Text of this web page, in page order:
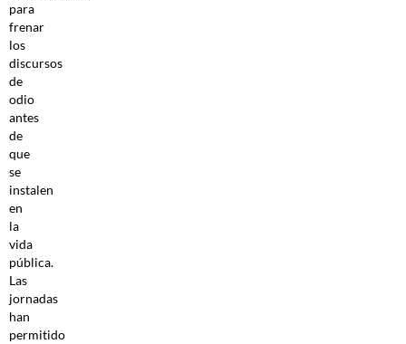
para
frenar
los
discursos
de
odio
antes
de
que
se
instalen
en
la
vida
pública.
Las
jornadas
han
permitido